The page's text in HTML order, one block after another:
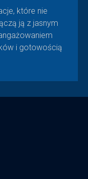
które nie
ją z jasnym
i gotowością